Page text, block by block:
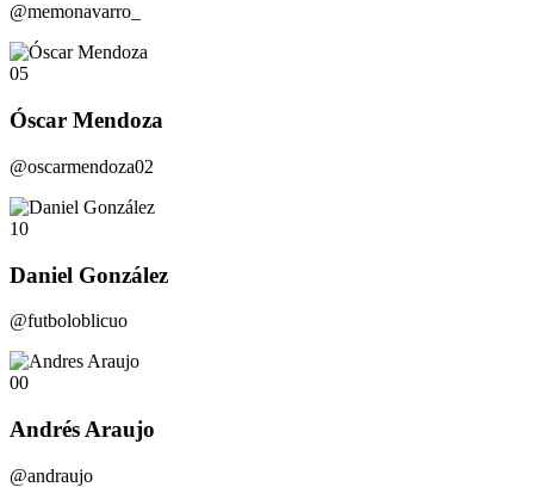
@memonavarro_
05
Óscar Mendoza
@oscarmendoza02
10
Daniel González
@futboloblicuo
00
Andrés Araujo
@andraujo